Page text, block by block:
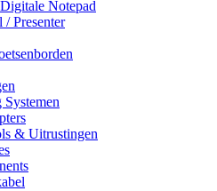
Notepad
Presenter
& Uitrustingen